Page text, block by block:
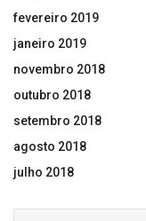
fevereiro 2019
janeiro 2019
novembro 2018
outubro 2018
setembro 2018
agosto 2018
julho 2018